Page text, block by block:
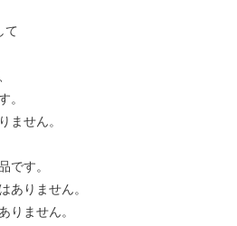
て
。
せん。
す。
りません。
ません。